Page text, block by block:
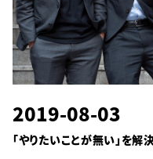
2019-08-03
「やりたいことが無い」を